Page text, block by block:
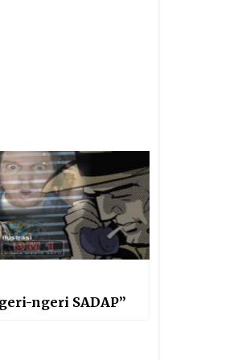
ngeri SADAP”